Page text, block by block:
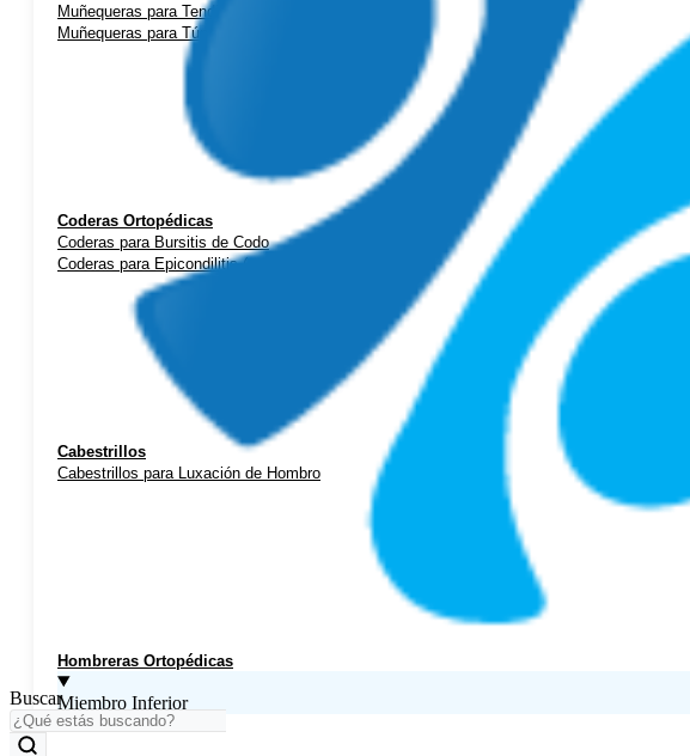
Muñequeras para Tendinitis de Quervain
Muñequeras para Túnel Carpiano
Coderas Ortopédicas
Coderas para Bursitis de Codo
Coderas para Epicondilitis (codo de tenista)
Cabestrillos
Cabestrillos para Luxación de Hombro
Hombreras Ortopédicas
Miembro Inferior
Buscar